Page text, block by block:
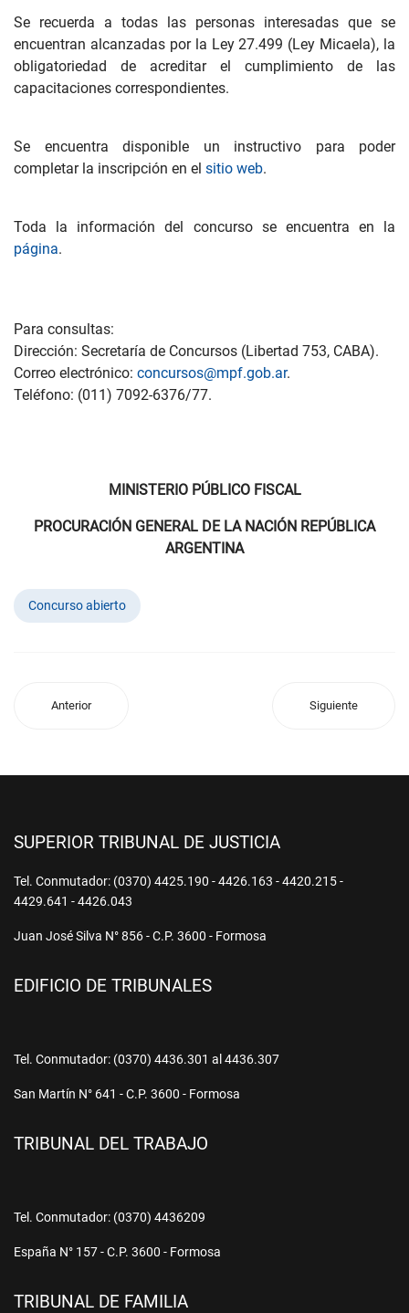
Se recuerda a todas las personas interesadas que se
encuentran alcanzadas por la Ley 27.499 (Ley Micaela), la
obligatoriedad de acreditar el cumplimiento de las
capacitaciones correspondientes.
Se encuentra disponible un instructivo para poder
completar la inscripción en el sitio web.
Toda la información del concurso se encuentra en la
página.
Para consultas:
Dirección: Secretaría de Concursos (Libertad 753, CABA).
Correo electrónico: concursos@mpf.gob.ar.
Teléfono: (011) 7092-6376/77.
MINISTERIO PÚBLICO FISCAL
PROCURACIÓN GENERAL DE LA NACIÓN REPÚBLICA
ARGENTINA
Concurso abierto
Anterior Siguiente
SUPERIOR TRIBUNAL DE JUSTICIA
Tel. Conmutador: (0370) 4425.190 - 4426.163 - 4420.215 -
4429.641 - 4426.043
Juan José Silva N° 856 - C.P. 3600 - Formosa
EDIFICIO DE TRIBUNALES
Tel. Conmutador: (0370) 4436.301 al 4436.307
San Martín N° 641 - C.P. 3600 - Formosa
TRIBUNAL DEL TRABAJO
Tel. Conmutador: (0370) 4436209
España N° 157 - C.P. 3600 - Formosa
TRIBUNAL DE FAMILIA